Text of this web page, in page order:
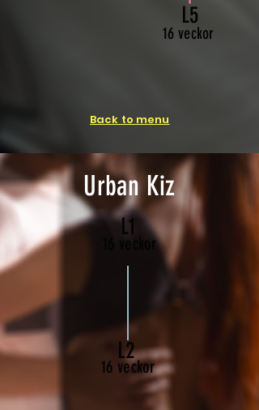
L5
16 veckor
Back to menu
Urban Kiz
L1
16 veckor
L2
16 veckor